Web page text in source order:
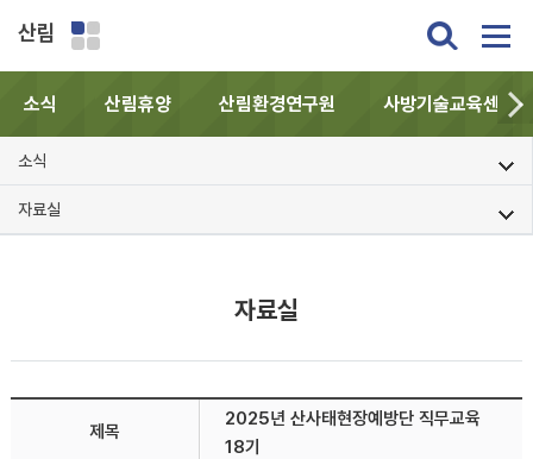
산림
소식 산림휴양 산림환경연구원 사방기술교육센터
소식
자료실
자료실
제목
2025년 산사태현장예방단 직무교육
18기